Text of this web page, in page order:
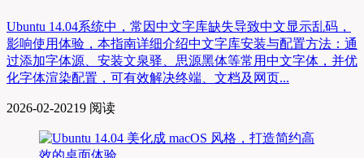
Ubuntu 14.04系统中，常因中文字库缺失导致中文显示乱码，
影响使用体验，本指南详细介绍中文字库安装与配置方法：通
过添加字体源、安装文泉驿、思源黑体等常用中文字体，并优
化字体渲染配置，可有效解决终端、文档及网页...
2026-02-20219 阅读